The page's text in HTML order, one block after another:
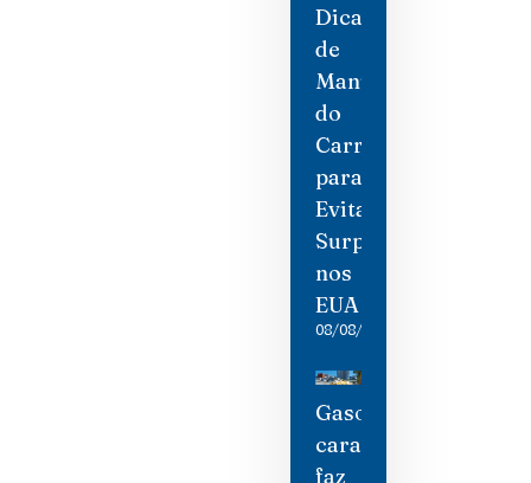
Dicas
de
Manutenção
do
Carro
para
Evitar
Surpresas
nos
EUA
08/08/2026
Gasolina
cara
faz